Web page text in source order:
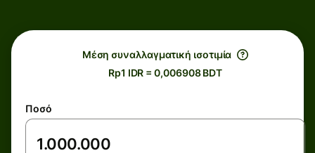
Μέση συναλλαγματική ισοτιμία
Rp1 IDR = 0,006908 BDT
Ποσό